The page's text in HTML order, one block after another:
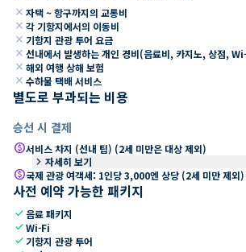
close 자택 ~ 항구까지의 교통비
close 각 기항지에서의 이동비
close 기항지 관광 투어 요금
close 선내에서 발생하는 개인 경비(음료비, 카지노, 상점,
close 해외 여행 상해 보험
close 수하물 택배 서비스
별도로 부과되는 비용
승선 시 결제
paid서비스 차지 (선내 팁) (2세 미만은 대상 제외)
keyboard_arrow_right 자세히 보기
paid국제 관광 여객세: 1인당 3,000엔 상당 (2세 미만 제
사전 예약 가능한 패키지
check 음료 패키지
checkWi-Fi
check 기항지 관광 투어